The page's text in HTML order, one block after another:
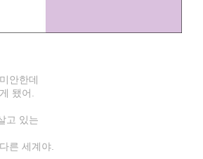
안한데
됐어.
고 있는
른 세계야.